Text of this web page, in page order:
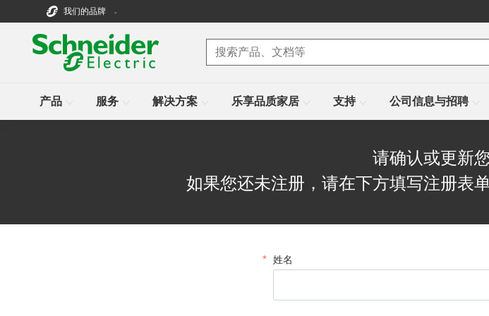
我们的品牌
产品 服务 解决方案 乐享品质家居 支持 公司信息与招聘
请确认或更新
如果您还未注册，请在下方填写注册表
姓名